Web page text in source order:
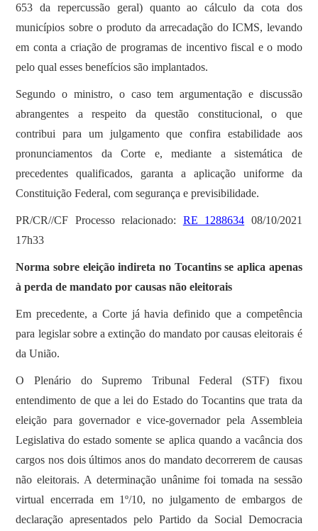
653 da repercussão geral) quanto ao cálculo da cota dos
municípios sobre o produto da arrecadação do ICMS, levando
em conta a criação de programas de incentivo fiscal e o modo
pelo qual esses benefícios são implantados.
Segundo o ministro, o caso tem argumentação e discussão
abrangentes a respeito da questão constitucional, o que
contribui para um julgamento que confira estabilidade aos
pronunciamentos da Corte e, mediante a sistemática de
precedentes qualificados, garanta a aplicação uniforme da
Constituição Federal, com segurança e previsibilidade.
PR/CR//CF Processo relacionado: RE 1288634 08/10/2021
17h33
Norma sobre eleição indireta no Tocantins se aplica apenas
à perda de mandato por causas não eleitorais
Em precedente, a Corte já havia definido que a competência
para legislar sobre a extinção do mandato por causas eleitorais é
da União.
O Plenário do Supremo Tribunal Federal (STF) fixou
entendimento de que a lei do Estado do Tocantins que trata da
eleição para governador e vice-governador pela Assembleia
Legislativa do estado somente se aplica quando a vacância dos
cargos nos dois últimos anos do mandato decorrerem de causas
não eleitorais. A determinação unânime foi tomada na sessão
virtual encerrada em 1º/10, no julgamento de embargos de
declaração apresentados pelo Partido da Social Democracia